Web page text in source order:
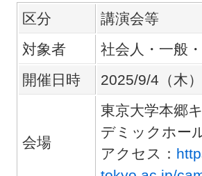
区分
講演会等
対象者
社会人・一般
開催日時
2025/9/4（木
会場
東京大学本郷
デミックホー
アクセス：